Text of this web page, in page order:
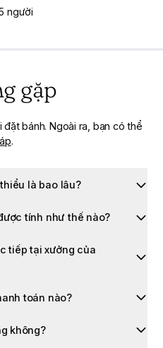
người
gặp
bánh. Ngoài ra, bạn có thể
.
là bao lâu?
tính như thế nào?
tiếp tại xưởng của
toán nào?
không?